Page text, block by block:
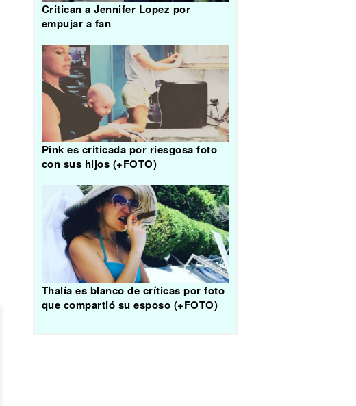
Critican a Jennifer Lopez por
empujar a fan
Pink es criticada por riesgosa foto
con sus hijos (+FOTO)
Thalía es blanco de críticas por foto
que compartió su esposo (+FOTO)